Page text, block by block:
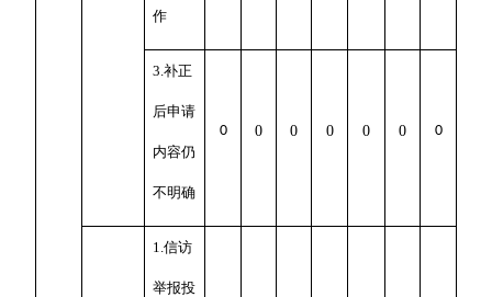
作
3.补正
后申请
内容仍
不明确
0 0 0 0 0 0 0
1.信访
举报投